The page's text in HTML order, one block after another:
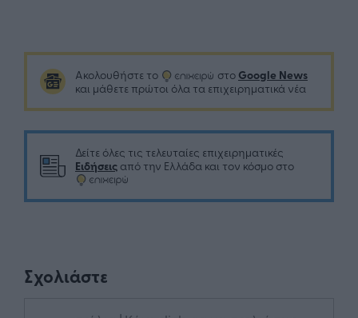
Ακολουθήστε το στο Google News
και μάθετε πρώτοι όλα τα επιχειρηματικά νέα
Δείτε όλες τις τελευταίες επιχειρηματικές
Ειδήσεις από την Ελλάδα και τον κόσμο στο
Σχολιάστε